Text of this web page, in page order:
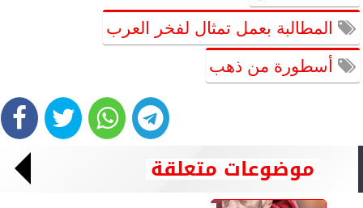
المطالبة بعمل تمثال لفخر العرب
أسطورة من ذهب
موضوعات متعلقة